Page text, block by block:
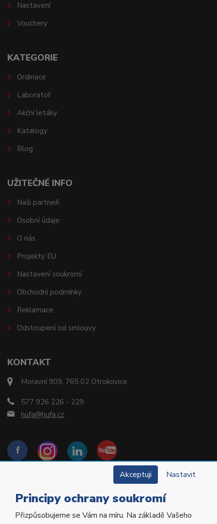
KONTAKT
Moravní 909, 765 02 Otrokovice
577 926 226 - 229
hufa@hufa.cz
Nastavení
Vouchery
KATEGORIE
Ordinace
Laboratoř
Akční letáky
Katalogy
Blog
UŽITEČNÉ INFO
Naši partneři
Osobní údaje
O nás
Projekty EU
Nastavení soukromí
Obchodní podmínky
Reklamace
Odstoupení od smlouvy
Copyright © 2022 Hu-Fa Dental a.s. Všechna práva
Akceptuji Nastavit
Principy ochrany soukromí
Přizpůsobujeme se Vám na míru. Na základě Vašeho